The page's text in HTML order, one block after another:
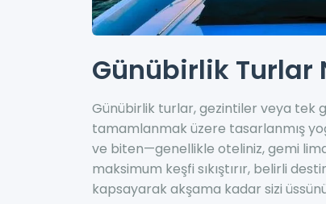
Günübirlik Turlar
Günübirlik turlar, gezintiler veya tek
tamamlanmak üzere tasarlanmış
ve biten—genellikle oteliniz, gemi
maksimum keşfi sıkıştırır, belirli
kapsayarak akşama kadar sizi